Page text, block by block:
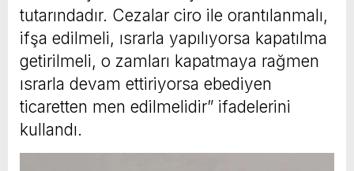
tutarındadır. Cezalar ciro ile orantılanmalı,
ifşa edilmeli, ısrarla yapılıyorsa kapatılma
getirilmeli, o zamları kapatmaya rağmen
ısrarla devam ettiriyorsa ebediyen
ticaretten men edilmelidir” ifadelerini
kullandı.